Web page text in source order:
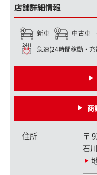
店舗詳細情報
新車 中古車
急速(24時間稼動・充
商
住所 〒
石